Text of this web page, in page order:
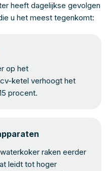
heeft dagelijkse gevolgen
u het meest tegenkomt:
op het
ketel verhoogt het
procent.
raken eerder
leidt tot hoger